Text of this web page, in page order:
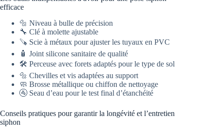
efficace
🔩 Niveau à bulle de précision
🔧 Clé à molette ajustable
🪚 Scie à métaux pour ajuster les tuyaux en PVC
🧴 Joint silicone sanitaire de qualité
🛠️ Perceuse avec forets adaptés pour le type de sol
🔩 Chevilles et vis adaptées au support
🧼 Brosse métallique ou chiffon de nettoyage
🚰 Seau d’eau pour le test final d’étanchéité
Conseils pratiques pour garantir la longévité et l’entretien
siphon